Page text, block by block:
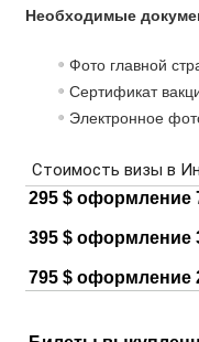
Необходимые
Фото главной
Сертификат
Электронное